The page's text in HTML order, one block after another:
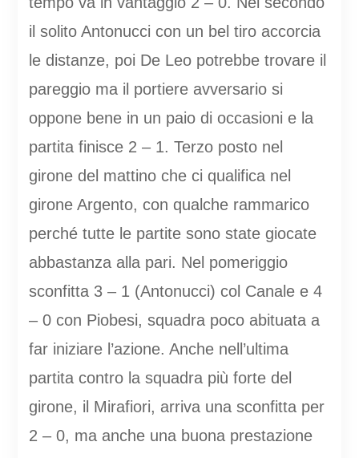
il solito Antonucci con un bel tiro accorcia
le distanze, poi De Leo potrebbe trovare il
pareggio ma il portiere avversario si
oppone bene in un paio di occasioni e la
partita finisce 2 – 1. Terzo posto nel
girone del mattino che ci qualifica nel
girone Argento, con qualche rammarico
perché tutte le partite sono state giocate
abbastanza alla pari. Nel pomeriggio
sconfitta 3 – 1 (Antonucci) col Canale e 4
– 0 con Piobesi, squadra poco abituata a
far iniziare l’azione. Anche nell’ultima
partita contro la squadra più forte del
girone, il Mirafiori, arriva una sconfitta per
2 – 0, ma anche una buona prestazione